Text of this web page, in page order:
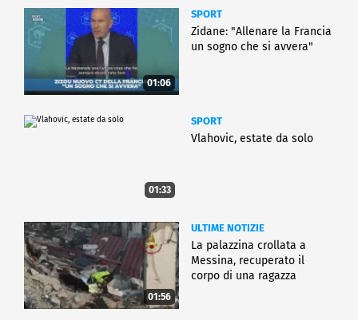
01:06
SPORT
Zidane: "Allenare la Francia
un sogno che si avvera"
01:33
SPORT
Vlahovic, estate da solo
01:56
ULTIME NOTIZIE
La palazzina crollata a
Messina, recuperato il
corpo di una ragazza